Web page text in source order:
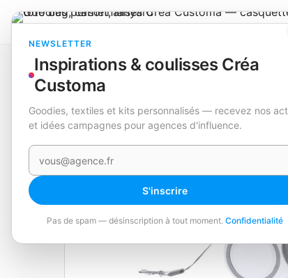
NEWSLETTER
Inspirations & coulisses Créa
Customa
Goodies, textiles et kits personnalisés — recevez nos
et idées campagnes pour agences d'influence.
Votre e-mail
S'inscrire
Pas de spam — désinscription à tout moment. Confidentialité
Catalogue Animaux & jardin Laisse pour Animaux
EN STOCK